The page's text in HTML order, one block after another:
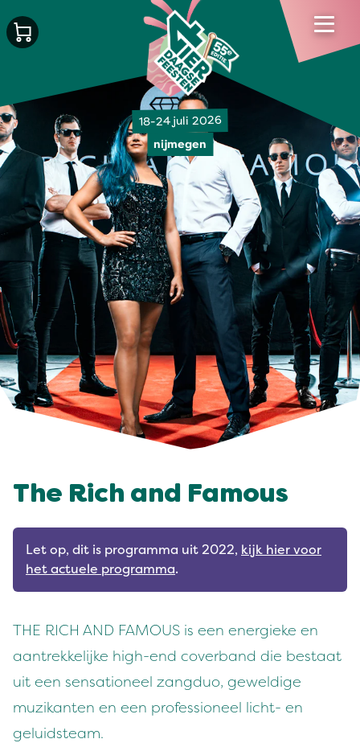
18-24 juli 2026
nijmegen
The Rich and Famous
Let op, dit is programma uit 2022, kijk hier voor
het actuele programma.
THE RICH AND FAMOUS is een energieke en
aantrekkelijke high-end coverband die bestaat
uit een sensationeel zangduo, geweldige
muzikanten en een professioneel licht- en
geluidsteam.